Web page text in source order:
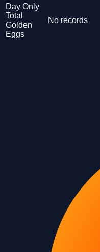
Day Only
Total
Golden
Eggs
No records